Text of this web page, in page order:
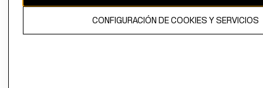
El contenido de esta página web está protegido por copyright y es
CONFIGURACIÓN DE COOKIES Y SERVICIOS